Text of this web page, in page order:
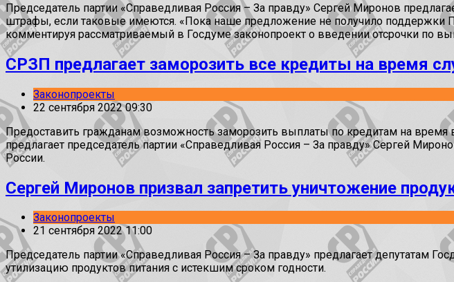
Председатель партии «Справедливая Россия – За правду» Сергей Миронов
штрафы, если таковые имеются. «Пока наше предложение не получило поддержки
комментируя рассматриваемый в Госдуме законопроект о введении отсрочки по
СРЗП предлагает заморозить все кредиты на время
Законопроекты
22 сентября 2022 09:30
Предоставить гражданам возможность заморозить выплаты по кредитам на
предлагает председатель партии «Справедливая Россия – За правду» Сергей
России.
Сергей Миронов призвал запретить уничтожение
Законопроекты
21 сентября 2022 11:00
Председатель партии «Справедливая Россия – За правду» предлагает депутатам
утилизацию продуктов питания с истекшим сроком годности.